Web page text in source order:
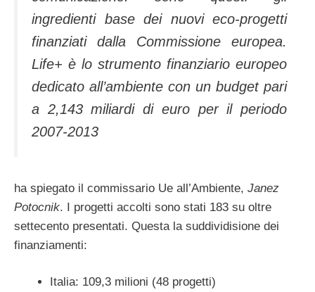
ingredienti base dei nuovi eco-progetti
finanziati dalla Commissione europea.
Life+ è lo strumento finanziario europeo
dedicato all’ambiente con un budget pari
a 2,143 miliardi di euro per il periodo
2007-2013
ha spiegato il commissario Ue all’Ambiente, Janez
Potocnik. I progetti accolti sono stati 183 su oltre
settecento presentati. Questa la suddividisione dei
finanziamenti:
Italia: 109,3 milioni (48 progetti)